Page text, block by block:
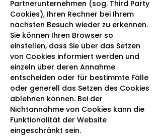
Partnerunternehmen (sog. Third Party
Cookies), Ihren Rechner bei Ihrem
nächsten Besuch wieder zu erkennen.
Sie können Ihren Browser so
einstellen, dass Sie über das Setzen
von Cookies informiert werden und
einzeln über deren Annahme
entscheiden oder für bestimmte Fälle
oder generell das Setzen des Cookies
ablehnen können. Bei der
Nichtannahme von Cookies kann die
Funktionalität der Website
eingeschränkt sein.